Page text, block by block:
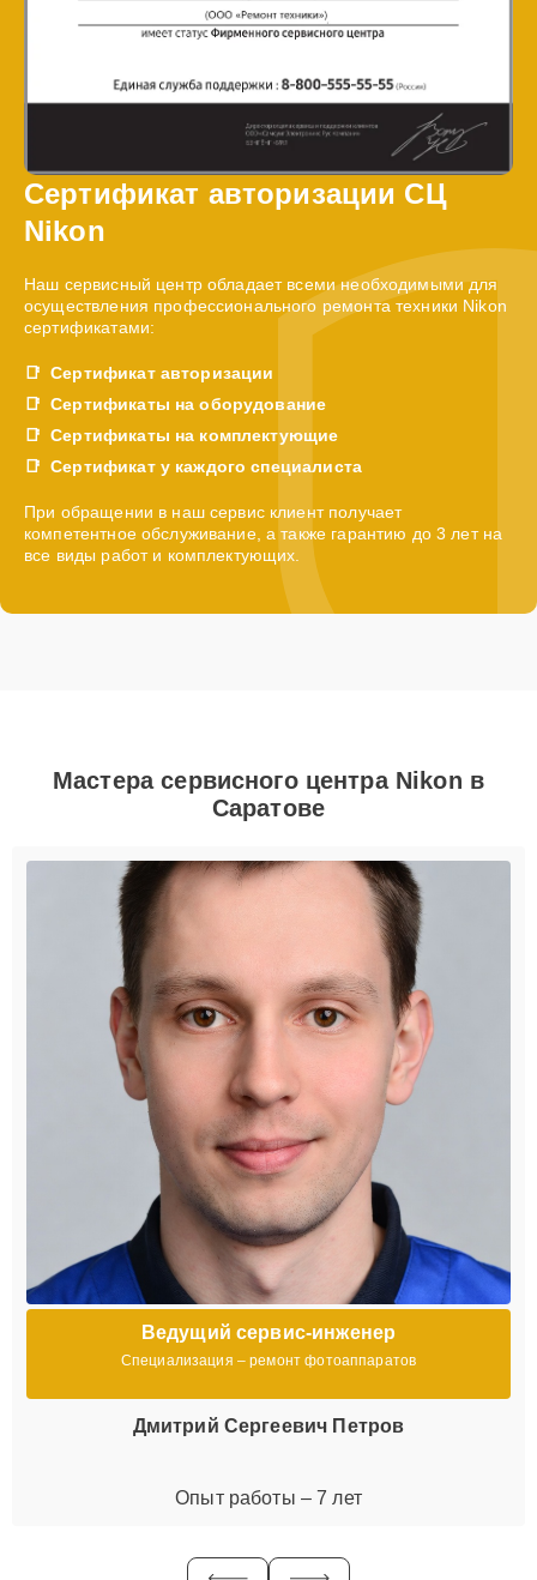
Сертификат авторизации СЦ
Nikon
Наш сервисный центр обладает всеми необходимыми для
осуществления профессионального ремонта техники Nikon
сертификатами:
Сертификат авторизации
Сертификаты на оборудование
Сертификаты на комплектующие
Сертификат у каждого специалиста
При обращении в наш сервис клиент получает
компетентное обслуживание, а также гарантию до 3 лет на
все виды работ и комплектующих.
Мастера сервисного центра Nikon в
Саратове
Ведущий сервис-инженер
Специализация – ремонт фотоаппаратов
Дмитрий Сергеевич Петров
Опыт работы – 7 лет